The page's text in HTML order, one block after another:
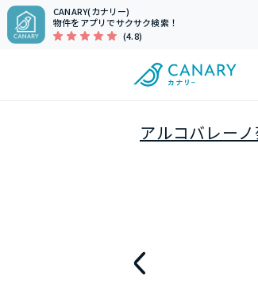
CANARY(カナリー)
物件をアプリでサクサク検索！
(4.8)
アルコバレーノ